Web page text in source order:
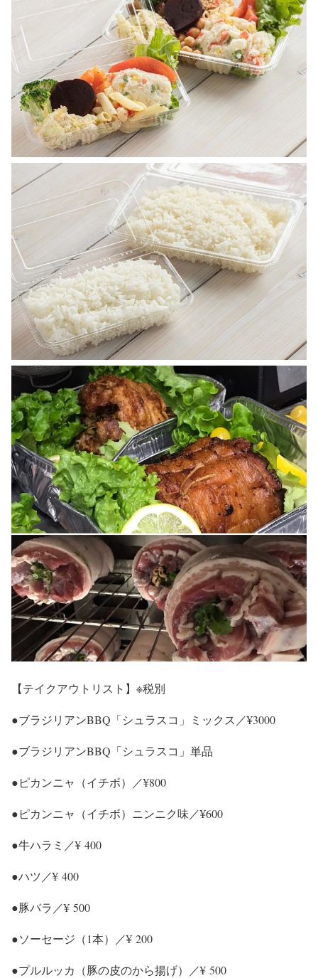
【テイクアウトリスト】※税別
●ブラジリアンBBQ「シュラスコ」ミックス／¥3000
●ブラジリアンBBQ「シュラスコ」単品
●ピカンニャ（イチボ）／¥800
●ピカンニャ（イチボ）ニンニク味／¥600
●牛ハラミ／¥ 400
●ハツ／¥ 400
●豚バラ／¥ 500
●ソーセージ（1本）／¥ 200
●プルルッカ（豚の皮のから揚げ）／¥ 500